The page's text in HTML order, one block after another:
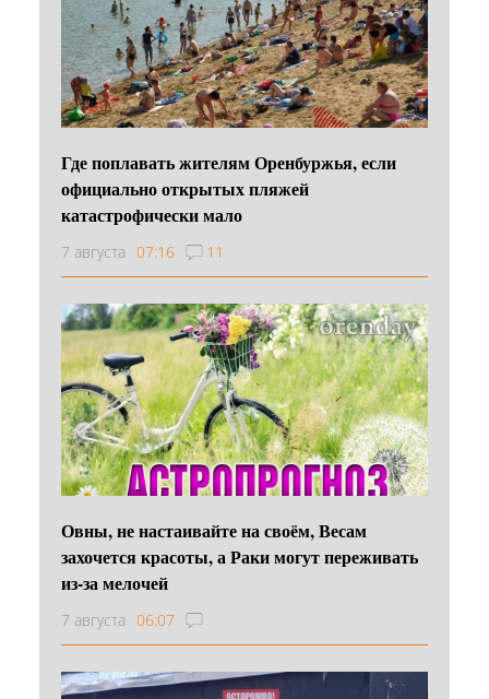
Где поплавать жителям Оренбуржья, если
официально открытых пляжей
катастрофически мало
7 августа 07:16 11
Овны, не настаивайте на своём, Весам
захочется красоты, а Раки могут переживать
из-за мелочей
7 августа 06:07